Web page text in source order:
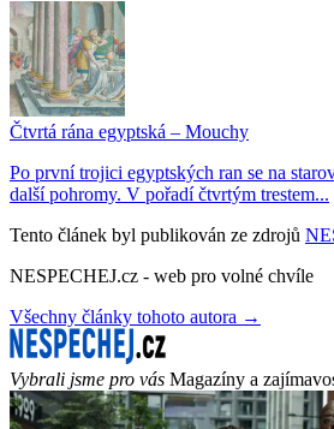
Čtvrtá rána egyptská – Mouchy
Po první trojici egyptských ran se na
další pohromy. V pořadí čtvrtým trestem...
Tento článek byl publikován ze zdrojů
NESPECHEJ.cz - web pro volné chvíle
Všechny články tohoto autora →
Vybrali jsme pro vás Magazíny a